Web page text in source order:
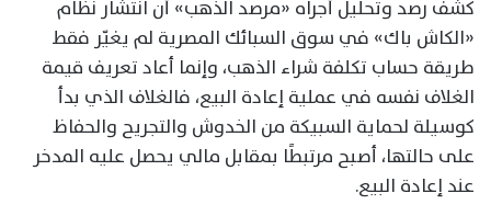
كشف رصد وتحليل أجراه «مرصد الذهب» أن انتشار نظام
«الكاش باك» في سوق السبائك المصرية لم يغيّر فقط
طريقة حساب تكلفة شراء الذهب، وإنما أعاد تعريف قيمة
الغلاف نفسه في عملية إعادة البيع، فالغلاف الذي بدأ
كوسيلة لحماية السبيكة من الخدوش والتجريح والحفاظ
على حالتها، أصبح مرتبطًا بمقابل مالي يحصل عليه المدخر
عند إعادة البيع.